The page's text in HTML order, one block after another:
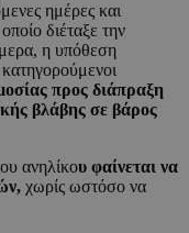
ημέρες και
διέταξε την
η υπόθεση
προς διάπραξη
βλάβης σε βάρος
ανηλίκου φαίνεται να
χωρίς ωστόσο να